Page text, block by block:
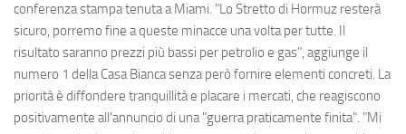
conferenza stampa tenuta a Miami. "Lo Stretto di Hormuz resterà
sicuro, porremo fine a queste minacce una volta per tutte. Il
risultato saranno prezzi più bassi per petrolio e gas", aggiunge il
numero 1 della Casa Bianca senza però fornire elementi concreti. La
priorità è diffondere tranquillità e placare i mercati, che reagiscono
positivamente all'annuncio di una "guerra praticamente finita". "Mi